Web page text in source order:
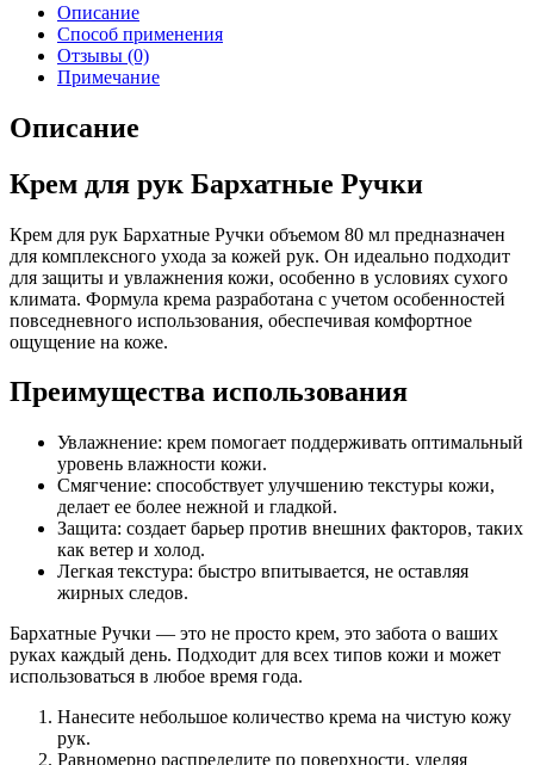
Описание
Способ применения
Отзывы (0)
Примечание
Описание
Крем для рук Бархатные Ручки
Крем для рук Бархатные Ручки объемом 80 мл предназначен
для комплексного ухода за кожей рук. Он идеально подходит
для защиты и увлажнения кожи, особенно в условиях сухого
климата. Формула крема разработана с учетом особенностей
повседневного использования, обеспечивая комфортное
ощущение на коже.
Преимущества использования
Увлажнение: крем помогает поддерживать оптимальный
уровень влажности кожи.
Смягчение: способствует улучшению текстуры кожи,
делает ее более нежной и гладкой.
Защита: создает барьер против внешних факторов, таких
как ветер и холод.
Легкая текстура: быстро впитывается, не оставляя
жирных следов.
Бархатные Ручки — это не просто крем, это забота о ваших
руках каждый день. Подходит для всех типов кожи и может
использоваться в любое время года.
Нанесите небольшое количество крема на чистую кожу
рук.
Равномерно распределите по поверхности, уделяя